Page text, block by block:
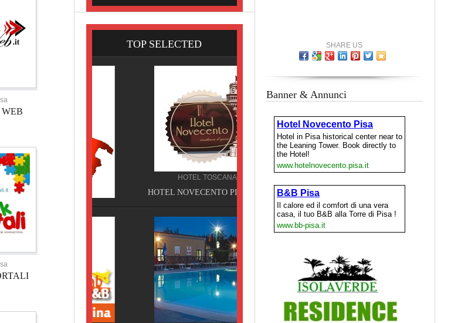
WEB
TOP SELECTED
HOTEL TOSCANA
HOTEL NOVECENTO PISA, Pisa
SHARE US
Banner & Annunci